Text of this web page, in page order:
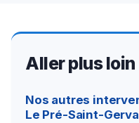
Aller plus loin
Nos autres
Le Pré-Saint-